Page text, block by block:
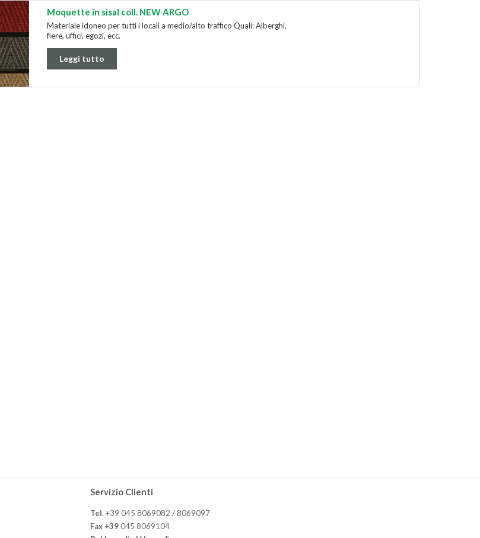
Moquette in sisal coll. NEW ARGO
Materiale idoneo per tutti i locali a medio/alto traffico Quali: Alberghi,
fiere, uffici, egozi, ecc.
Leggi tutto
Servizio Clienti
Tel. +39 045 8069082 / 8069097
Fax +39045 8069104